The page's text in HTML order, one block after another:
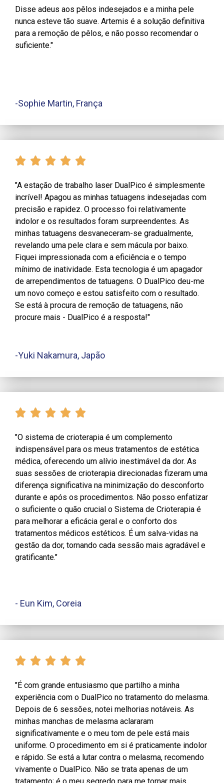
Disse adeus aos pêlos indesejados e a minha pele
nunca esteve tão suave. Artemis é a solução definitiva
para a remoção de pêlos, e não posso recomendar o
suficiente."
-Sophie Martin, França
"A estação de trabalho laser DualPico é simplesmente
incrível! Apagou as minhas tatuagens indesejadas com
precisão e rapidez. O processo foi relativamente
indolor e os resultados foram surpreendentes. As
minhas tatuagens desvaneceram-se gradualmente,
revelando uma pele clara e sem mácula por baixo.
Fiquei impressionada com a eficiência e o tempo
mínimo de inatividade. Esta tecnologia é um apagador
de arrependimentos de tatuagens. O DualPico deu-me
um novo começo e estou satisfeito com o resultado.
Se está à procura de remoção de tatuagens, não
procure mais - DualPico é a resposta!"
-Yuki Nakamura, Japão
"O sistema de crioterapia é um complemento
indispensável para os meus tratamentos de estética
médica, oferecendo um alívio inestimável da dor. As
suas sessões de crioterapia direcionadas fizeram uma
diferença significativa na minimização do desconforto
durante e após os procedimentos. Não posso enfatizar
o suficiente o quão crucial o Sistema de Crioterapia é
para melhorar a eficácia geral e o conforto dos
tratamentos médicos estéticos. É um salva-vidas na
gestão da dor, tornando cada sessão mais agradável e
gratificante."
- Eun Kim, Coreia
"É com grande entusiasmo que partilho a minha
experiência com o DualPico no tratamento do melasma.
Depois de 6 sessões, notei melhorias notáveis. As
minhas manchas de melasma aclararam
significativamente e o meu tom de pele está mais
uniforme. O procedimento em si é praticamente indolor
e rápido. Se está a lutar contra o melasma, recomendo
vivamente o DualPico. Não se trata apenas de um